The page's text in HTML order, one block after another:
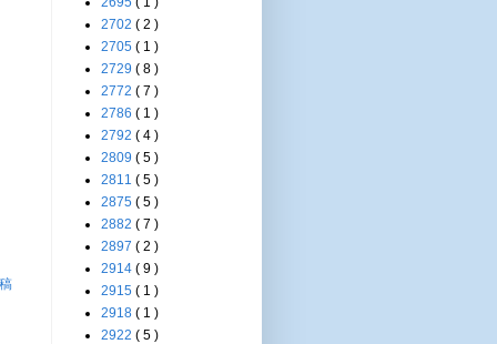
2702 ( 2 )
2705 ( 1 )
2729 ( 8 )
2772 ( 7 )
2786 ( 1 )
2792 ( 4 )
2809 ( 5 )
2811 ( 5 )
2875 ( 5 )
2882 ( 7 )
2897 ( 2 )
2914 ( 9 )
2915 ( 1 )
2918 ( 1 )
2922 ( 5 )